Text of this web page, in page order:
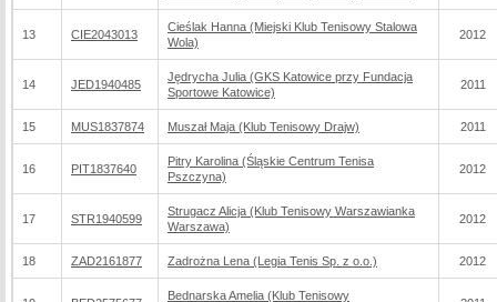
13 CIE2043013
Cieślak Hanna (Miejski Klub Tenisowy Stalowa
Wola)
2012
14 JED1940485
Jędrycha Julia (GKS Katowice przy Fundacja
Sportowe Katowice)
2011
15 MUS1837874 Muszał Maja (Klub Tenisowy Drajw) 2011
16 PIT1837640
Pitry Karolina (Śląskie Centrum Tenisa
Pszczyna)
2012
17 STR1940599
Strugacz Alicja (Klub Tenisowy Warszawianka
Warszawa)
2012
18 ZAD2161877 Zadrożna Lena (Legia Tenis Sp. z o.o.) 2012
Bednarska Amelia (Klub Tenisowy